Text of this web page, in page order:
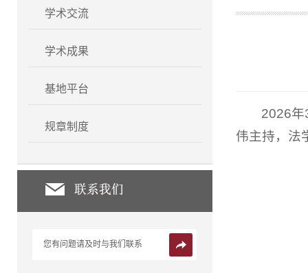
学术交流
学术成果
基地平台
规章制度
您有问题请及时与我们联系
2026年
伟主持，法